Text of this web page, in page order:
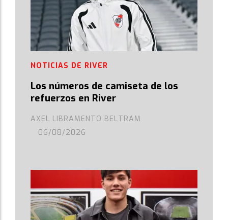
Los números de camiseta de los
refuerzos en River
AXEL LIBRAMENTO BELTRAM
NOTICIAS DE RIVER
06/08/2026